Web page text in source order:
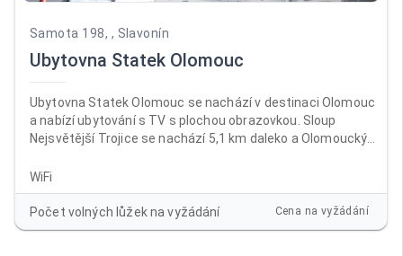
Samota 198, , Slavonín
Ubytovna Statek Olomouc
Ubytovna Statek Olomouc se nachází v destinaci Olomouc
a nabízí ubytování s TV s plochou obrazovkou. Sloup
Nejsvětější Trojice se nachází 5,1 km daleko a Olomoucký
prostorách a na místě je k dispozici soukromé parkoviště.
WiFi
Počet volných lůžek na vyžádání Cena na vyžádání